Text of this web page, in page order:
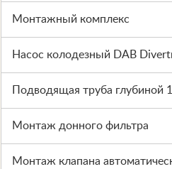
Монтажный комплекс
Насос колодезный DAB
Подводящая труба глубиной
Монтаж донного фильтра
Монтаж клапана